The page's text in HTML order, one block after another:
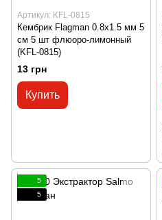
Артикул: KFL-0815
Кембрик Flagman 0.8х1.5 мм 5
см 5 шт флюоро-лимонный
(KFL-0815)
13 грн
Купить
5
5